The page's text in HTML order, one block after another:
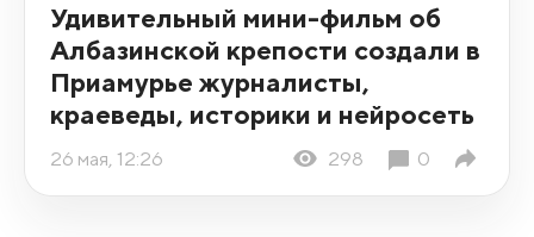
Удивительный мини-фильм об
Албазинской крепости создали в
Приамурье журналисты,
краеведы, историки и нейросеть
26 мая, 12:26 298 0